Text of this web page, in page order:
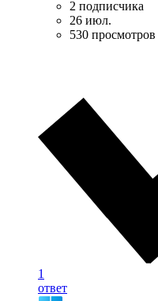
2 подписчика
26 июл.
530 просмотров
1
ответ